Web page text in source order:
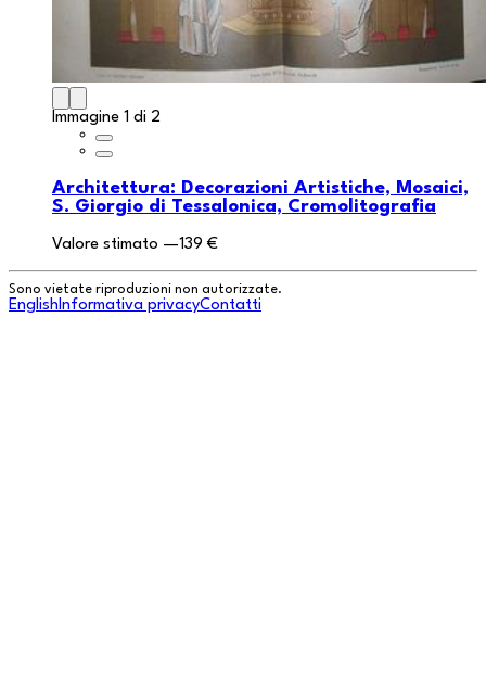
Immagine 1 di 2
Architettura: Decorazioni Artistiche, Mosaici,
S. Giorgio di Tessalonica, Cromolitografia
Valore stimato —139 €
Sono vietate riproduzioni non autorizzate.
English Informativa privacyContatti